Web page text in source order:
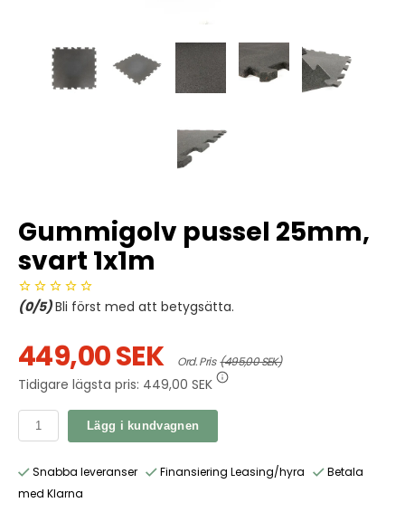
Gummigolv pussel 25mm,
svart 1x1m
(0/5)Bli först med att betygsätta.
449,00 SEK Ord. Pris (495,00 SEK)
Tidigare lägsta pris: 449,00 SEK
Lägg i kundvagnen
Snabba leveranser Finansiering Leasing/hyra
Betala
med Klarna